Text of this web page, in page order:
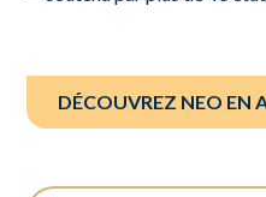
DÉCOUVREZ NEO EN